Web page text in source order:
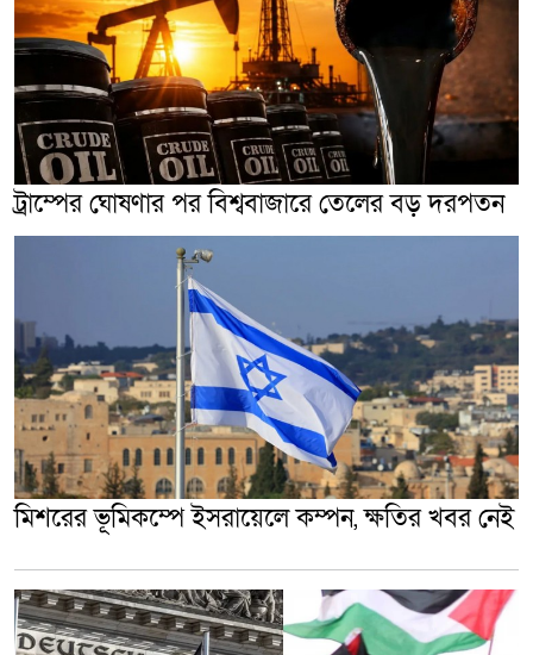
ট্রাম্পের ঘোষণার পর বিশ্ববাজারে তেলের বড় দরপতন
মিশরের ভূমিকম্পে ইসরায়েলে কম্পন, ক্ষতির খবর নেই